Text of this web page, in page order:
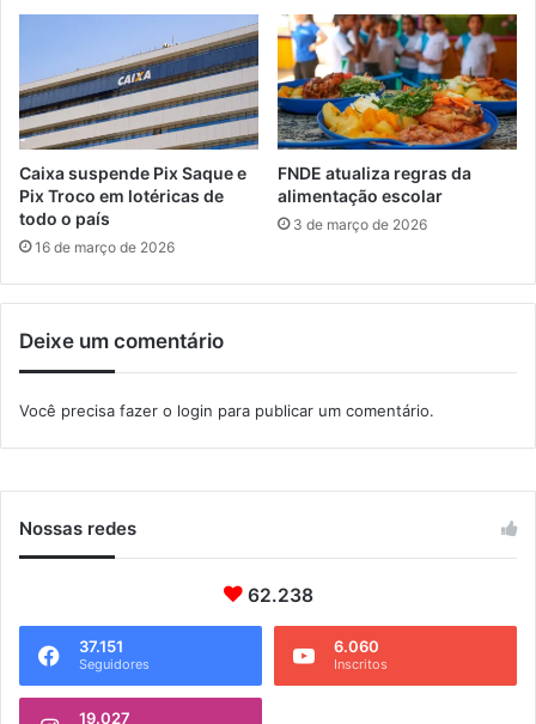
c
a
v
i
e
r
Caixa suspende Pix Saque e
Pix Troco em lotéricas de
todo o país
16 de março de 2026
FNDE atualiza regras da
alimentação escolar
3 de março de 2026
Deixe um comentário
Você precisa fazer o login para publicar um comentário.
Nossas redes
62.238
37.151
Seguidores
6.060
Inscritos
19.027